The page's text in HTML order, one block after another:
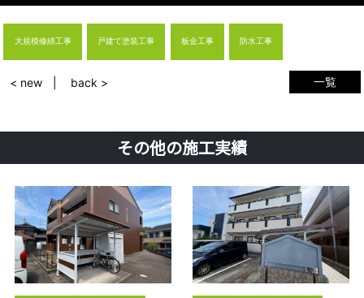
大規模修繕工事 戸建て塗装工事 板金工事 防水工事
一覧
< new back >
その他の施工実績